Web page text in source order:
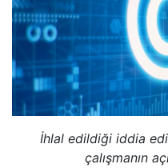
İhlal edildiği iddia
çalışmanın